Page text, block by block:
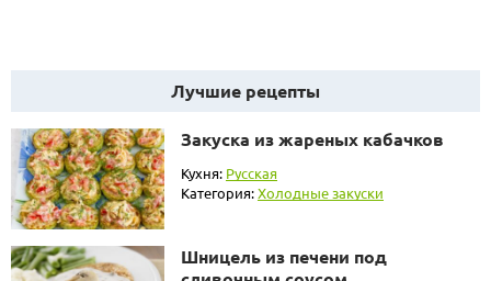
Лучшие рецепты
Закуска из жареных кабачков
Кухня: Русская
Категория:Холодные закуски
Шницель из печени под